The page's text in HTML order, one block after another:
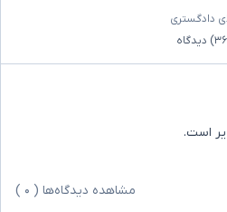
دادگستری
دیدگاه
است.
مشاهده دیدگاه‌ها ( ۰